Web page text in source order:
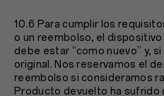
10.6 Para cumplir los
o un reembolso, el
debe estar “como nuevo” y,
original. Nos reservamos el
reembolso si consideramos
Producto devuelto ha sufrido